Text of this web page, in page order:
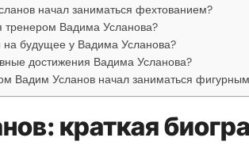
начал заниматься фехтованием?
тренером Вадима Усланова?
на будущее у Вадима Усланова?
достижения Вадима Усланова?
Вадим Усланов начал заниматься
краткая